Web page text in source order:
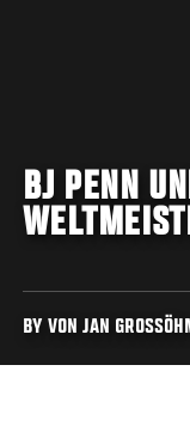
BJ PENN
BY VON JAN